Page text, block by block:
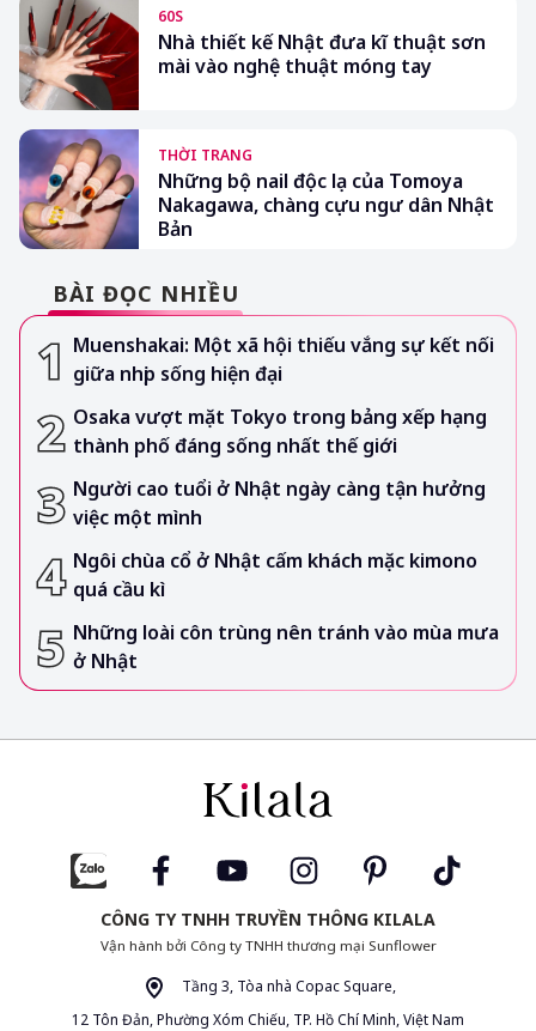
60S
Nhà thiết kế Nhật đưa kĩ thuật sơn
mài vào nghệ thuật móng tay
THỜI TRANG
Những bộ nail độc lạ của Tomoya
Nakagawa, chàng cựu ngư dân Nhật
Bản
BÀI ĐỌC NHIỀU
Muenshakai: Một xã hội thiếu vắng sự kết nối
giữa nhịp sống hiện đại
Osaka vượt mặt Tokyo trong bảng xếp hạng
thành phố đáng sống nhất thế giới
Người cao tuổi ở Nhật ngày càng tận hưởng
việc một mình
Ngôi chùa cổ ở Nhật cấm khách mặc kimono
quá cầu kì
Những loài côn trùng nên tránh vào mùa mưa
ở Nhật
CÔNG TY TNHH TRUYỀN THÔNG KILALA
Vận hành bởi Công ty TNHH thương mại Sunflower
Tầng 3, Tòa nhà Copac Square,
12 Tôn Đản, Phường Xóm Chiếu, TP. Hồ Chí Minh, Việt Nam